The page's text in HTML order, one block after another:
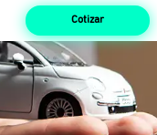
Cotizar